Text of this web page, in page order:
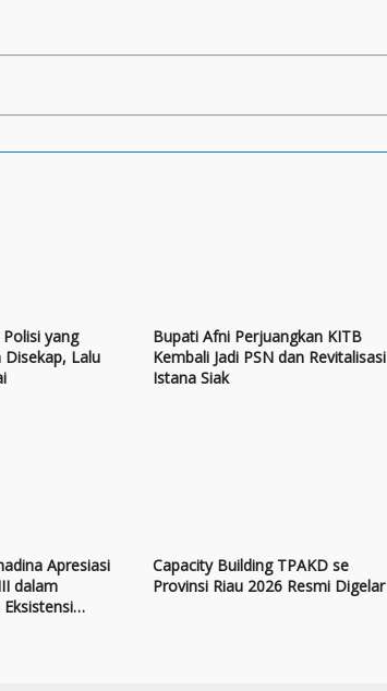
yang
Disekap, Lalu
Bupati Afni Perjuangkan KITB
Kembali Jadi PSN dan Revitalisasi
Istana Siak
Apresiasi
dalam
Capacity Building TPAKD se
Provinsi Riau 2026 Resmi Digelar